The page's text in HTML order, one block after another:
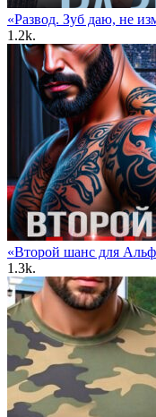
«Развод. Зуб даю, не
1.2k.
«Второй шанс для
1.3k.